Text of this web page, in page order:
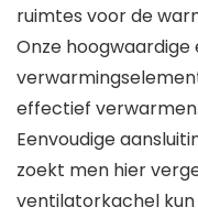
ruimtes voor de
Onze
effectief verwarmen.
Eenvoudige
zoekt men hier
ventilatorkachel